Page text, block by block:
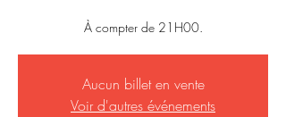
À compter de 21H00.
Aucun billet en vente
Voir d'autres événements